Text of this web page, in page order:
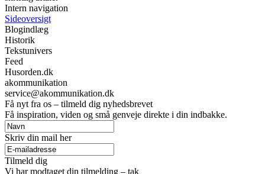
Intern navigation
Sideoversigt
Blogindlæg
Historik
Tekstunivers
Feed
Husorden.dk
akommunikation
service@akommunikation.dk
Få nyt fra os – tilmeld dig nyhedsbrevet
Få inspiration, viden og små genveje direkte i din indbakke.
Skriv din mail her
Tilmeld dig
Vi har modtaget din tilmelding – tak